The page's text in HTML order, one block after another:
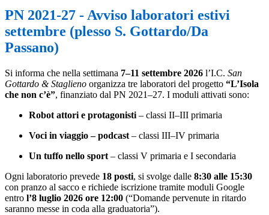
PN 2021-27 - Avviso laboratori estivi
settembre (plesso S. Gottardo/Da
Passano)
Si informa che nella settimana 7–11 settembre 2026 l’I.C. San
Gottardo & Staglieno organizza tre laboratori del progetto “L’Isola
che non c’è”, finanziato dal PN 2021–27. I moduli attivati sono:
Robot attori e protagonisti – classi II–III primaria
Voci in viaggio – podcast – classi III–IV primaria
Un tuffo nello sport – classi V primaria e I secondaria
Ogni laboratorio prevede 18 posti, si svolge dalle 8:30 alle 15:30
con pranzo al sacco e richiede iscrizione tramite moduli Google
entro l’8 luglio 2026 ore 12:00 (“Domande pervenute in ritardo
saranno messe in coda alla graduatoria”).